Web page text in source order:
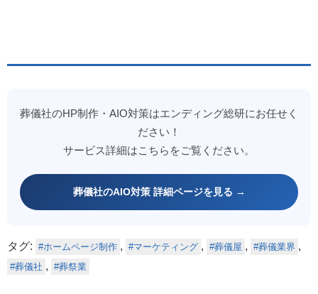
葬儀社のHP制作・AIO対策はエンディング総研にお任せく
ださい！
サービス詳細はこちらをご覧ください。
葬儀社のAIO対策 詳細ページを見る →
タグ: ホームページ制作 , マーケティング , 葬儀屋 , 葬儀業界 ,
葬儀社 , 葬祭業